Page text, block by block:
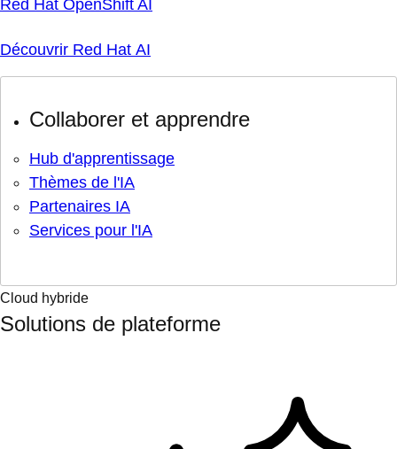
Red Hat OpenShift AI
Découvrir Red Hat AI
Collaborer et apprendre
Hub d'apprentissage
Thèmes de l'IA
Partenaires IA
Services pour l'IA
Cloud hybride
Solutions de plateforme